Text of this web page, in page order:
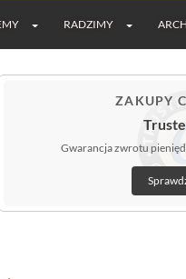
RADZIMY
ZAKUPY
Gwarancja zwrotu